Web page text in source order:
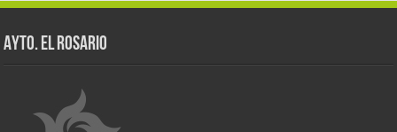
AYTO. EL ROSARIO